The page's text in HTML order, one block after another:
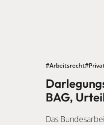
#Arbeitsrecht
BAG,
Das